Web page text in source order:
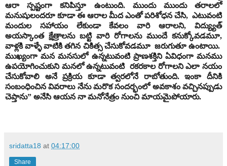
ఆరా స్పష్టంగా కనిపిస్తూ ఉంటుంది. ముందు ముందు తరాలలో
మనుషులందరూ కూడా ఈ ఆరాల మీద ఎంతో పరిశోధన చేసి, ఎటువంటి
మందుల సహాయం లేకుండా కేవలం వారి ఆరాలని, విద్య్యుత్
అయస్కాంత క్షేత్రాలను బట్టి వారి రోగాలను ముందే కనుక్కోవడమూ,
వాళ్లకి వాళ్ళే వాటికి తగిన చికిత్స చేసుకోవడమూ జరుగుతూ ఉంటాయి.
ముఖ్యంగా మన మనసులో ఉన్నటువంటి ప్రాణశక్తిని ఏవిధంగా మనము
ఉపయోగించుకుని మనలో ఉన్నటువంటి రకరకాల రోగాలని ఎలా నయం
చేసుకోవాలి అనే ప్రక్రియ కూడా త్వరలోనే రాబోతుంది. ఇంకా దీనికి
సంబంధించిన వివరాలు నేను మరొక సందర్భంలో అవకాశం వచ్చినప్పుడు
చెప్తాను” అనేసి ఆయన నా మనోనేత్రం నుంచి మాయమైపోయారు.
sridatta18 at 04:17:00
Share